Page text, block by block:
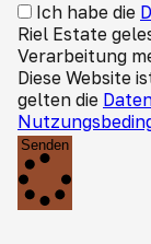
Ich habe die
Riel Estate
Verarbeitung
Diese Website
gelten die
Senden